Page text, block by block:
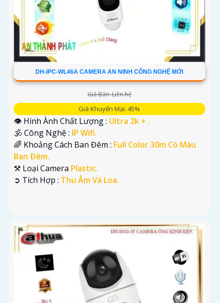
DH-IPC-WL46A CAMERA AN NINH CÔNG NGHỆ MỚI
Giá Bán: Liên hệ
Giá Khuyến Mại: 45%
👁 Hình Ành Chất Lượng : Ultra 2k + .
🕉️ Công Nghệ : IP Wifi.
🌈 Khoảng Cách Ban Đêm : Full Color 30m Có Màu
Ban Ðêm.
⚒ Loại Camera Plastic.
️➲ Tích Hợp : Thu Âm Và Loa.